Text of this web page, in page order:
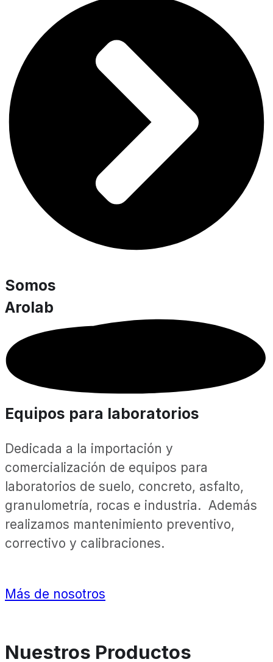
Somos
Arolab
Equipos para laboratorios
Dedicada a la importación y
comercialización de equipos para
laboratorios de suelo, concreto, asfalto,
granulometría, rocas e industria. Además
realizamos mantenimiento preventivo,
correctivo y calibraciones.
Más de nosotros
Nuestros Productos